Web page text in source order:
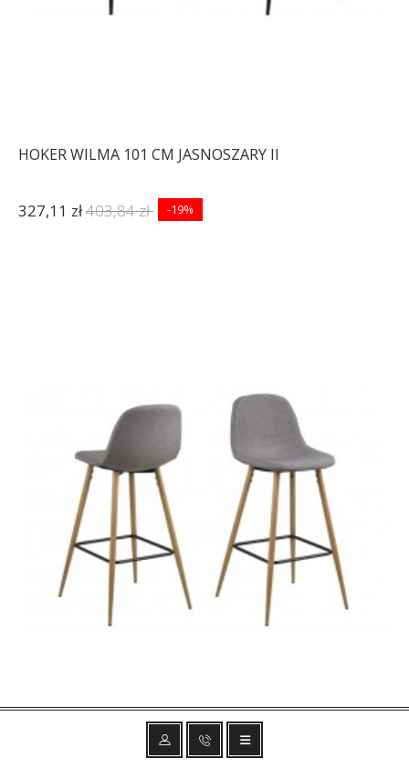
HOKER WILMA 101 CM JASNOSZARY II
327,11 zł403,84 zł -19%